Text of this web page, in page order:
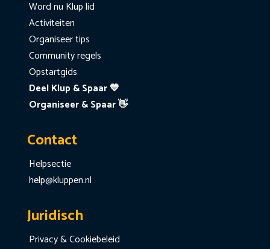
Word nu Klup lid
Activiteiten
Organiseer tips
Community regels
Opstartgids
Deel Klup & Spaar 💙
Organiseer & Spaar 👋
Contact
Helpsectie
help@kluppen.nl
Juridisch
Privacy & Cookiebeleid